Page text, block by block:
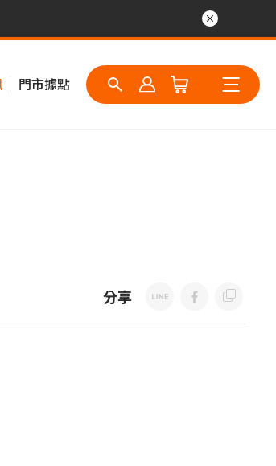
門市據點
分享